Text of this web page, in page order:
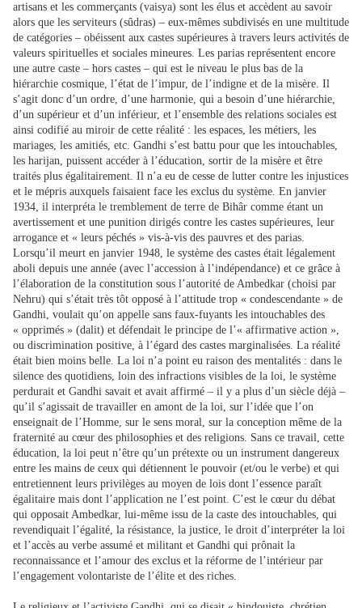
artisans et les commerçants (vaisya) sont les élus et accèdent au savoir
alors que les serviteurs (sûdras) – eux-mêmes subdivisés en une multitude
de catégories – obéissent aux castes supérieures à travers leurs activités de
valeurs spirituelles et sociales mineures. Les parias représentent encore
une autre caste – hors castes – qui est le niveau le plus bas de la
hiérarchie cosmique, l’état de l’impur, de l’indigne et de la misère. Il
s’agit donc d’un ordre, d’une harmonie, qui a besoin d’une hiérarchie,
d’un supérieur et d’un inférieur, et l’ensemble des relations sociales est
ainsi codifié au miroir de cette réalité : les espaces, les métiers, les
mariages, les amitiés, etc. Gandhi s’est battu pour que les intouchables,
les harijan, puissent accéder à l’éducation, sortir de la misère et être
traités plus égalitairement. Il n’a eu de cesse de lutter contre les injustices
et le mépris auxquels faisaient face les exclus du système. En janvier
1934, il interpréta le tremblement de terre de Bihâr comme étant un
avertissement et une punition dirigés contre les castes supérieures, leur
arrogance et « leurs péchés » vis-à-vis des pauvres et des parias.
Lorsqu’il meurt en janvier 1948, le système des castes était légalement
aboli depuis une année (avec l’accession à l’indépendance) et ce grâce à
l’élaboration de la constitution sous l’autorité de Ambedkar (choisi par
Nehru) qui s’était très tôt opposé à l’attitude trop « condescendante » de
Gandhi, voulait qu’on appelle sans faux-fuyants les intouchables des
« opprimés » (dalit) et défendait le principe de l’« affirmative action »,
ou discrimination positive, à l’égard des castes marginalisées. La réalité
était bien moins belle. La loi n’a point eu raison des mentalités : dans le
silence des quotidiens, loin des infractions visibles de la loi, le système
perdurait et Gandhi savait et avait affirmé – il y a plus d’un siècle déjà –
qu’il s’agissait de travailler en amont de la loi, sur l’idée que l’on
enseignait de l’Homme, sur le sens moral, sur la conception même de la
fraternité au cœur des philosophies et des religions. Sans ce travail, cette
éducation, la loi peut n’être qu’un prétexte ou un instrument dangereux
entre les mains de ceux qui détiennent le pouvoir (et/ou le verbe) et qui
entretiennent leurs privilèges au moyen de lois dont l’essence paraît
égalitaire mais dont l’application ne l’est point. C’est le cœur du débat
qui opposait Ambedkar, lui-même issu de la caste des intouchables, qui
revendiquait l’égalité, la résistance, la justice, le droit d’interpréter la loi
et l’accès au verbe assumé et militant et Gandhi qui prônait la
reconnaissance et l’amour des exclus et la réforme de l’intérieur par
l’engagement volontariste de l’élite et des riches.